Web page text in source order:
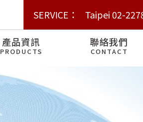
SERVICE： Taipei 02-
SERVICE： Taipei 02-
產品資訊
PRODUCTS
聯絡我們
CONTACT